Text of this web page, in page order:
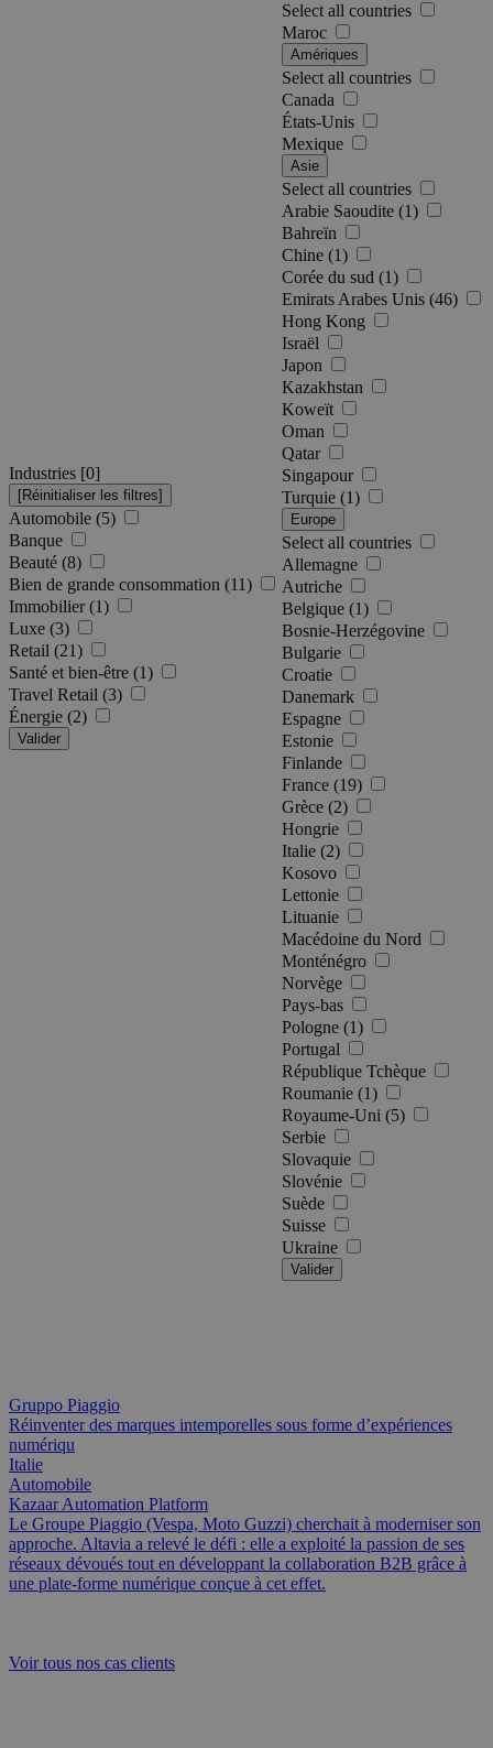
Industries [0]
Automobile (5)
Banque
Beauté (8)
Bien de grande consommation (11)
Immobilier (1)
Luxe (3)
Retail (21)
Santé et bien-être (1)
Travel Retail (3)
Énergie (2)
Valider
Select all countries
Maroc
Amériques
Select all countries
Canada
États-Unis
Mexique
Asie
Select all countries
Arabie Saoudite (1)
Bahreïn
Chine (1)
Corée du sud (1)
Emirats Arabes Unis (46)
Hong Kong
Israël
Japon
Kazakhstan
Koweït
Oman
Qatar
Singapour
Turquie (1)
Europe
Select all countries
Allemagne
Autriche
Belgique (1)
Bosnie-Herzégovine
Bulgarie
Croatie
Danemark
Espagne
Estonie
Finlande
France (19)
Grèce (2)
Hongrie
Italie (2)
Kosovo
Lettonie
Lituanie
Macédoine du Nord
Monténégro
Norvège
Pays-bas
Pologne (1)
Portugal
République Tchèque
Roumanie (1)
Royaume-Uni (5)
Serbie
Slovaquie
Slovénie
Suède
Suisse
Ukraine
Valider
Gruppo Piaggio
Réinventer des marques intemporelles sous forme d’expériences
numériqu
Italie
Automobile
Kazaar Automation Platform
Le Groupe Piaggio (Vespa, Moto Guzzi) cherchait à moderniser son
approche. Altavia a relevé le défi : elle a exploité la passion de ses
réseaux dévoués tout en développant la collaboration B2B grâce à
une plate-forme numérique conçue à cet effet.
Voir tous nos cas clients